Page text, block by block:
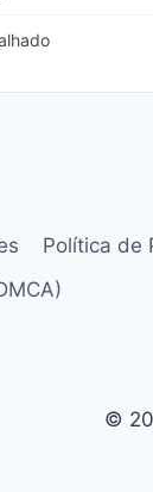
Política de
©